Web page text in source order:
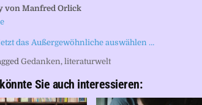
von Manfred Orlick
das Außergewöhnliche auswählen …
Gedanken, literaturwelt
Sie auch interessieren: